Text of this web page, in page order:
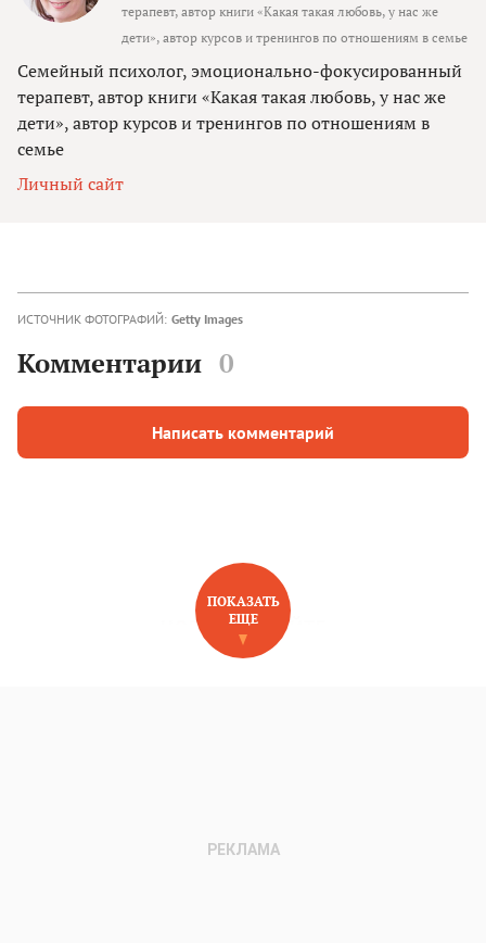
терапевт, автор книги «Какая такая любовь, у нас же
дети», автор курсов и тренингов по отношениям в семье
Семейный психолог, эмоционально-фокусированный
терапевт, автор книги «Какая такая любовь, у нас же
дети», автор курсов и тренингов по отношениям в
семье
Личный сайт
ИСТОЧНИК ФОТОГРАФИЙ: Getty Images
Комментарии 0
Написать комментарий
НОВОЕ НА САЙТЕ
ПОКАЗАТЬ
ЕЩЕ